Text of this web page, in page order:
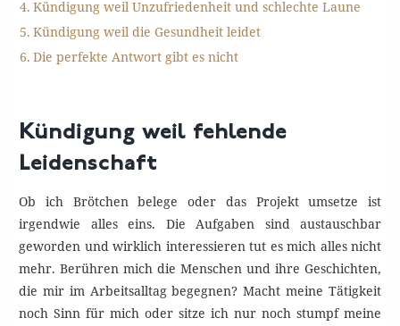
Kündigung weil Unzufriedenheit und schlechte Laune
Kündigung weil die Gesundheit leidet
Die perfekte Antwort gibt es nicht
Kündigung weil fehlende
Leidenschaft
Ob ich Brötchen belege oder das Projekt umsetze ist
irgendwie alles eins. Die Aufgaben sind austauschbar
geworden und wirklich interessieren tut es mich alles nicht
mehr. Berühren mich die Menschen und ihre Geschichten,
die mir im Arbeitsalltag begegnen? Macht meine Tätigkeit
noch Sinn für mich oder sitze ich nur noch stumpf meine